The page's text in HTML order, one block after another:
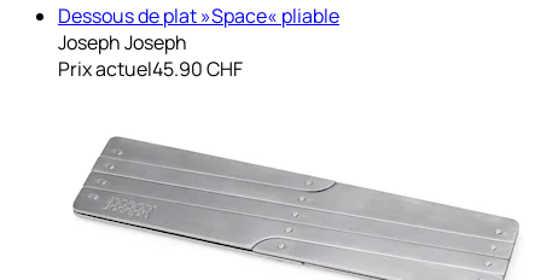
Dessous de plat »Space« pliable
Joseph Joseph
Prix actuel45.90 CHF